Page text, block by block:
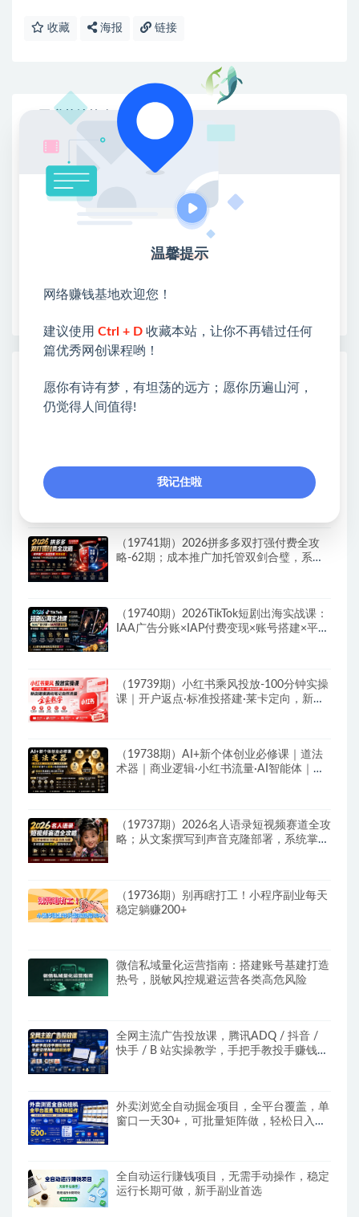
收藏 海报 链接
网赚基地简介
站长微信：无
❤本站：本站整合多方资源站，主要面向互联网创业
类&副业类，资源丰富 物超所值。
❤能助您：找项目 + 低成本创业 + 减少信息差 + 见识
各种项目 + 提升网创认知。
❤本站为众多团队提供了重要价值，也为众多创业者
开启网络之门，广受好评！
早为您提供丰盛价值。祝您前程似锦！
Walmart（沃尔玛）超市浏览标注项目，单
（19742期）2026淘宝从零到爆2.0第85
期；主推款五项高权重初始设置，改销量评
晒秒单快速破零积累基础权重
（19741期）2026拼多多双打强付费全攻
略-62期；成本推广加托管双剑合璧，系统
（19740期）2026TikTok短剧出海实战课：
IAA广告分账×IAP付费变现×账号搭建×平台
（19739期）小红书乘风投放-100分钟实操
课｜开户返点·标准投搭建·莱卡定向，新店
（19738期）AI+新个体创业必修课｜道法
术器｜商业逻辑·小红书流量·AI智能体｜低
（19737期）2026名人语录短视频赛道全攻
略；从文案撰写到声音克隆部署，系统掌握
（19736期）别再瞎打工！小程序副业每天
稳定躺赚200+
微信私域量化运营指南：搭建账号基建打造
热号，脱敏风控规避运营各类高危风险
全网主流广告投放课，腾讯ADQ / 抖音 /
快手 / B 站实操教学，手把手教投手赚钱变
外卖浏览全自动掘金项目，全平台覆盖，单
窗口一天30+，可批量矩阵做，轻松日入
全自动运行賺钱项目，无需手动操作，稳定
运行长期可做，新手副业首选
温馨提示
网络赚钱基地欢迎您！
建议使用 Ctrl + D 收藏本站，让你不再错过任何
篇优秀网创课程哟！
愿你有诗有梦，有坦荡的远方；愿你历遍山河，
仍觉得人间值得!
我记住啦